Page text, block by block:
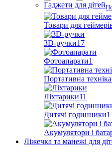
Гаджети для дітей
Товари для
3D-ручки17
Фотоапарати1
Портативна
Ліхтарики11
Дитячі годинники1
Акумулятори і
Ліжечка та манежі для